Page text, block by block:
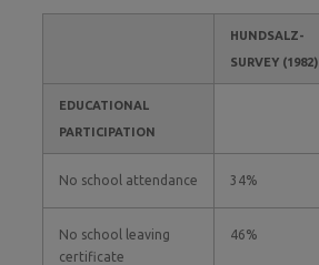
HUNDSALZ-
SURVEY (1982)
EDUCATIONAL
PARTICIPATION
No school attendance 34%
No school leaving
certificate
46%